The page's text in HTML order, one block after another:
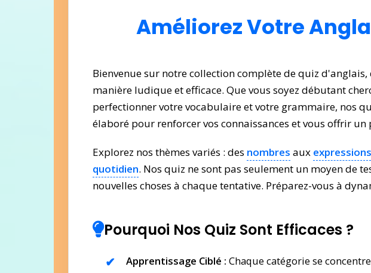
Améliorez Votre
Bienvenue sur notre collection complète de quiz
manière ludique et efficace. Que vous soyez débutant
perfectionner votre vocabulaire et votre grammaire, nos
élaboré pour renforcer vos connaissances et vous offrir
Explorez nos thèmes variés : des nombres aux
quotidien. Nos quiz ne sont pas seulement un moyen de
nouvelles choses à chaque tentative. Préparez-vous à
Pourquoi Nos Quiz Sont Efficaces ?
Apprentissage Ciblé : Chaque catégorie se